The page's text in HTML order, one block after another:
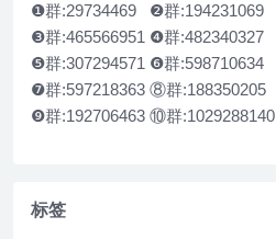
❶群:29734469 ❷群:194231069
❸群:465566951 ❹群:482340327
❺群:307294571 ❻群:598710634
❼群:597218363 ⑧群:188350205
❾群:192706463 ⑩群:1029288140
标签